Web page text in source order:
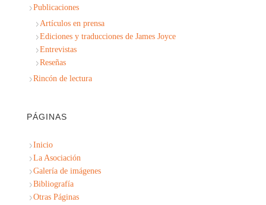
Publicaciones
Artículos en prensa
Ediciones y traducciones de James Joyce
Entrevistas
Reseñas
Rincón de lectura
PÁGINAS
Inicio
La Asociación
Galería de imágenes
Bibliografía
Otras Páginas